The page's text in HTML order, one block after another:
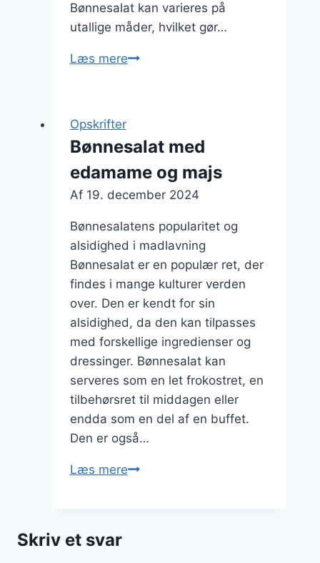
Bønnesalat kan varieres på
utallige måder, hvilket gør…
Læs mereBønnesalat
Opskrifter
Bønnesalat med
edamame og majs
Af 19. december 2024
Bønnesalatens popularitet og
alsidighed i madlavning
Bønnesalat er en populær ret, der
findes i mange kulturer verden
over. Den er kendt for sin
alsidighed, da den kan tilpasses
med forskellige ingredienser og
dressinger. Bønnesalat kan
serveres som en let frokostret, en
tilbehørsret til middagen eller
endda som en del af en buffet.
Den er også…
Læs mereBønnesalat
Skriv et svar